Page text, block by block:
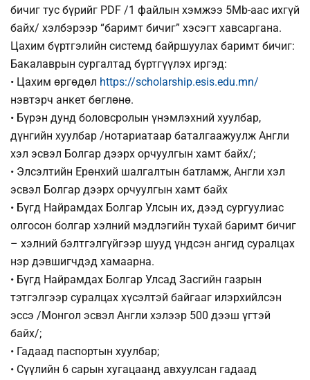
бичиг тус бүрийг PDF /1 файлын хэмжээ 5Mb-аас ихгүй
байх/ хэлбэрээр “баримт бичиг” хэсэгт хавсаргана.
Цахим бүртгэлийн системд байршуулах баримт бичиг:
Бакалаврын сургалтад бүртгүүлэх иргэд:
• Цахим өргөдөл https://scholarship.esis.edu.mn/
нэвтэрч анкет бөглөнө.
• Бүрэн дунд боловсролын үнэмлэхний хуулбар,
дүнгийн хуулбар /нотариатаар баталгаажуулж Англи
хэл эсвэл Болгар дээрх орчуулгын хамт байх/;
• Элсэлтийн Ерөнхий шалгалтын батламж, Англи хэл
эсвэл Болгар дээрх орчуулгын хамт байх
• Бүгд Найрамдах Болгар Улсын их, дээд сургуулиас
олгосон болгар хэлний мэдлэгийн тухай баримт бичиг
– хэлний бэлтгэлгүйгээр шууд үндсэн ангид суралцах
нэр дэвшигчдэд хамаарна.
• Бүгд Найрамдах Болгар Улсад Засгийн газрын
тэтгэлгээр суралцах хүсэлтэй байгааг илэрхийлсэн
эссэ /Монгол эсвэл Англи хэлээр 500 дээш үгтэй
байх/;
• Гадаад паспортын хуулбар;
• Сүүлийн 6 сарын хугацаанд авхуулсан гадаад